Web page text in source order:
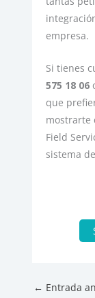
empresa.
Si tienes
575 18 06
que
mostrarte
Field
sistema
← Entrada